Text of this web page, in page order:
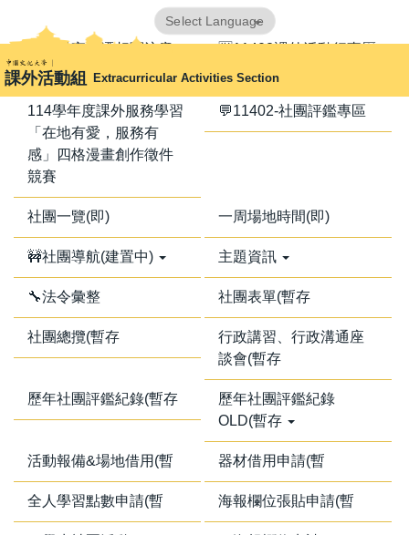
到
主
要
內
課外活動組 Extracurricular Activities Section
Translate
📢器材室搬遷相關注意
事項📢
🈺11402課外活動行事曆
114學年度課外服務學習
「在地有愛，服務有
感」四格漫畫創作徵件
競賽
💬11402-社團評鑑專區
社團一覽(即) 一周場地時間(即)
🚧社團導航(建置中) 主題資訊
🔧法令彙整 社團表單(暫存
社團總攬(暫存
行政講習、行政溝通座
談會(暫存
歷年社團評鑑紀錄(暫存
歷年社團評鑑紀錄
OLD(暫存
活動報備&場地借用(暫 器材借用申請(暫
全人學習點數申請(暫 海報欄位張貼申請(暫